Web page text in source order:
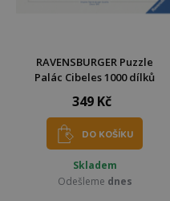
RAVENSBURGER Puzzle
Palác Cibeles 1000 dílků
349 Kč
DO KOŠÍKU
Skladem
Odešleme dnes